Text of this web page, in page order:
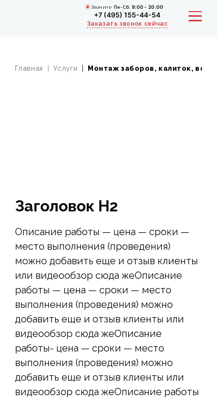
Звоните Пн-Сб: 9:00 - 20:00
+7 (495) 155-44-54
Заказать звонок сейчас
ПОРТФОЛИО
Главная Услуги Монтаж заборов, калиток,
Заголовок Н2
Описание работы — цена — сроки —
место выполнения (проведения)
можно добавить еще и отзыв клиенты
или видеообзор сюда жеОписание
работы — цена — сроки — место
выполнения (проведения) можно
добавить еще и отзыв клиенты или
видеообзор сюда жеОписание
работы- цена — сроки — место
выполнения (проведения) можно
добавить еще и отзыв клиенты или
видеообзор сюда жеОписание работы